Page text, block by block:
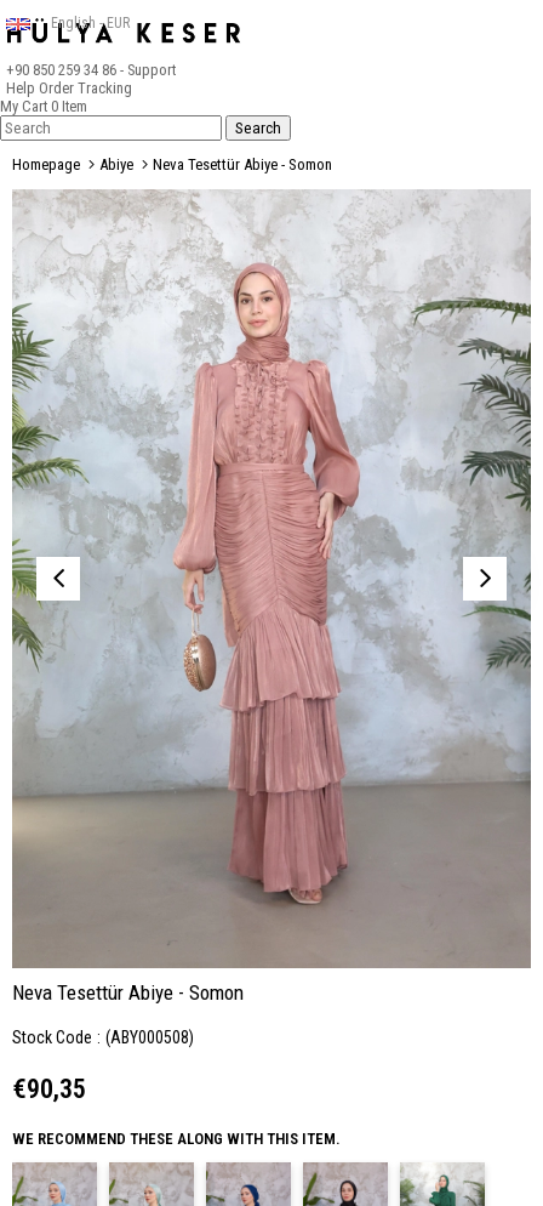
+90 850 259 34 86 - Support
Help Order Tracking
English - EUR
My Cart 0 Item
Homepage Abiye Neva Tesettür Abiye - Somon
Neva Tesettür Abiye - Somon
Stock Code (ABY000508)
€90,35
WE RECOMMEND THESE ALONG WITH THIS ITEM.